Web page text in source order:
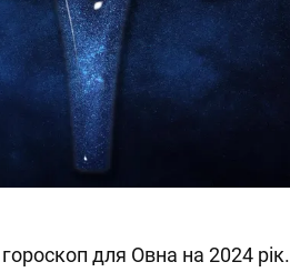
для Овна на 2024 рік.